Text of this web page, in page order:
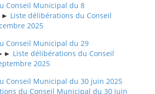
Conseil Municipal du 8
Liste délibérations du Conseil
2025
Conseil Municipal du 29
Liste délibérations du Conseil
2025
Conseil Municipal du 30 juin 2025
du Conseil Municipal du 30 juin